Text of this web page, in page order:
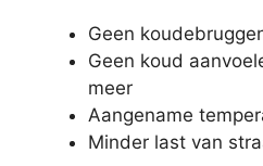
Geen
Geen koud
meer
Aangename
Minder last van